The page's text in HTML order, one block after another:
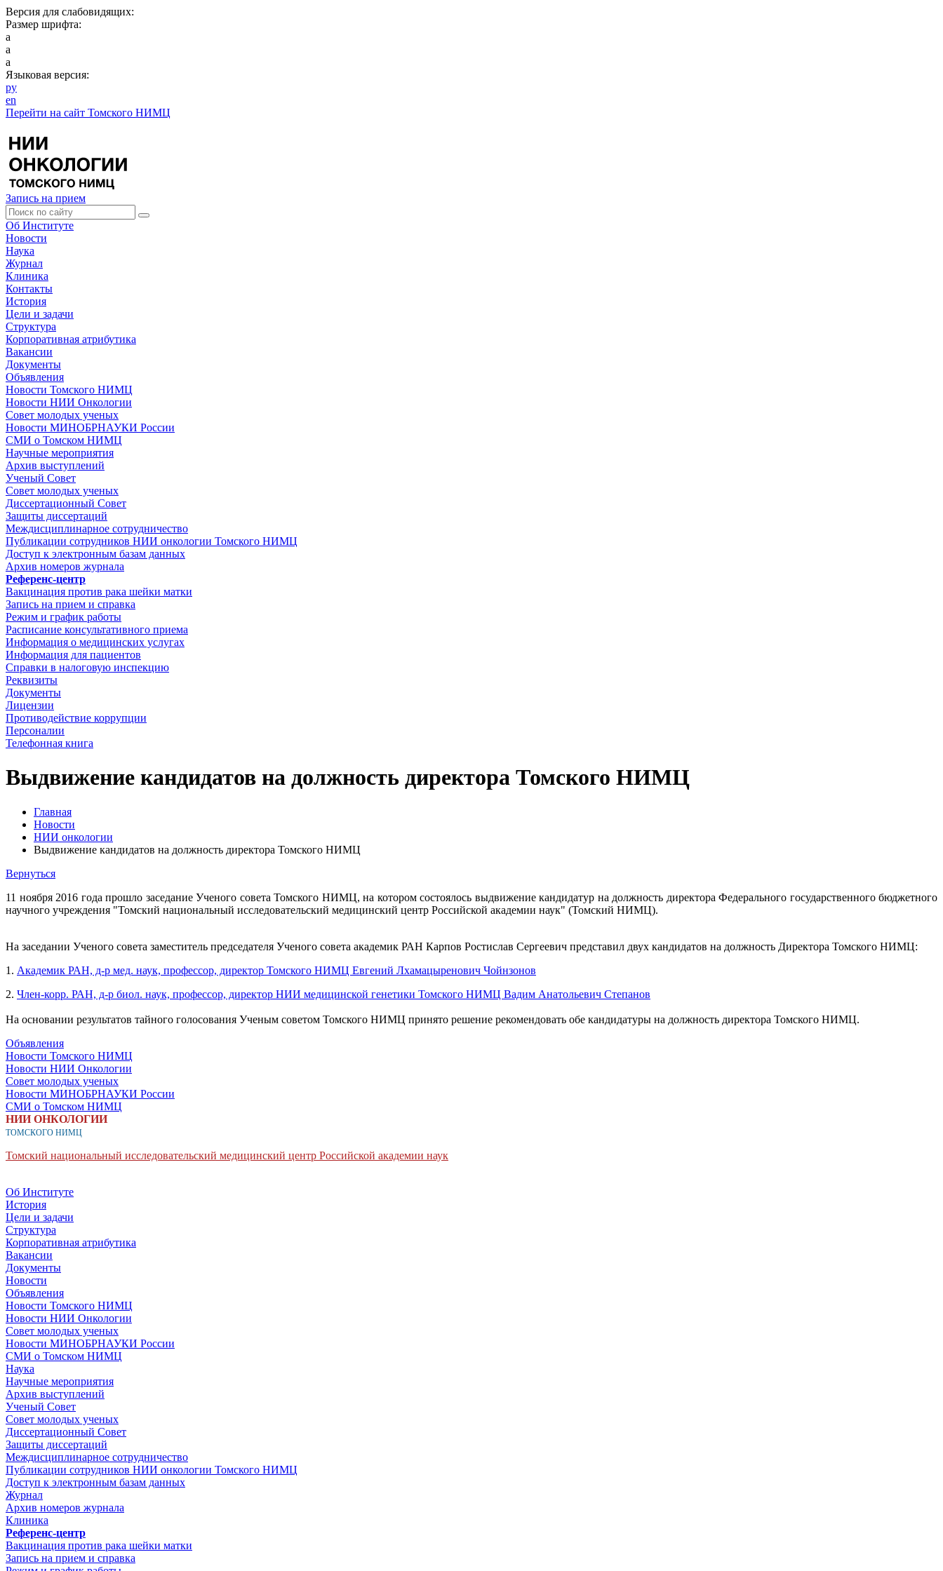
Версия для слабовидящих:
Размер шрифта:
a
a
a
Языковая версия:
ру
en
Перейти на сайт Томского НИМЦ
Запись на прием
Об Институте
Новости
Наука
Журнал
Клиника
Контакты
История
Цели и задачи
Структура
Корпоративная атрибутика
Вакансии
Документы
Объявления
Новости Томского НИМЦ
Новости НИИ Онкологии
Совет молодых ученых
Новости МИНОБРНАУКИ России
СМИ о Томском НИМЦ
Научные мероприятия
Архив выступлений
Ученый Совет
Совет молодых ученых
Диссертационный Совет
Защиты диссертаций
Междисциплинарное сотрудничество
Публикации сотрудников НИИ онкологии Томского НИМЦ
Доступ к электронным базам данных
Архив номеров журнала
Референс-центр
Вакцинация против рака шейки матки
Запись на прием и справка
Режим и график работы
Расписание консультативного приема
Информация о медицинских услугах
Информация для пациентов
Справки в налоговую инспекцию
Реквизиты
Документы
Лицензии
Противодействие коррупции
Персоналии
Телефонная книга
Выдвижение кандидатов на должность директора Томского НИМЦ
Главная
Новости
НИИ онкологии
Выдвижение кандидатов на должность директора Томского НИМЦ
Вернуться
11 ноября 2016 года прошло заседание Ученого совета Томского НИМЦ, на котором состоялось выдвижение кандидатур на должность директора Федерального государственного бюджетного
научного учреждения "Томский национальный исследовательский медицинский центр Российской академии наук" (Томский НИМЦ).
На заседании Ученого совета заместитель председателя Ученого совета академик РАН Карпов Ростислав Сергеевич представил двух кандидатов на должность Директора Томского НИМЦ:
1. Академик РАН, д-р мед. наук, профессор, директор Томского НИМЦ Евгений Лхамацыренович Чойнзонов
2. Член-корр. РАН, д-р биол. наук, профессор, директор НИИ медицинской генетики Томского НИМЦ Вадим Анатольевич Степанов
На основании результатов тайного голосования Ученым советом Томского НИМЦ принято решение рекомендовать обе кандидатуры на должность директора Томского НИМЦ.
Объявления
Новости Томского НИМЦ
Новости НИИ Онкологии
Совет молодых ученых
Новости МИНОБРНАУКИ России
СМИ о Томском НИМЦ
НИИ ОНКОЛОГИИ
ТОМСКОГО НИМЦ
Томский национальный исследовательский медицинский центр Российской академии наук
Об Институте
История
Цели и задачи
Структура
Корпоративная атрибутика
Вакансии
Документы
Новости
Объявления
Новости Томского НИМЦ
Новости НИИ Онкологии
Совет молодых ученых
Новости МИНОБРНАУКИ России
СМИ о Томском НИМЦ
Наука
Научные мероприятия
Архив выступлений
Ученый Совет
Совет молодых ученых
Диссертационный Совет
Защиты диссертаций
Междисциплинарное сотрудничество
Публикации сотрудников НИИ онкологии Томского НИМЦ
Доступ к электронным базам данных
Журнал
Архив номеров журнала
Клиника
Референс-центр
Вакцинация против рака шейки матки
Запись на прием и справка